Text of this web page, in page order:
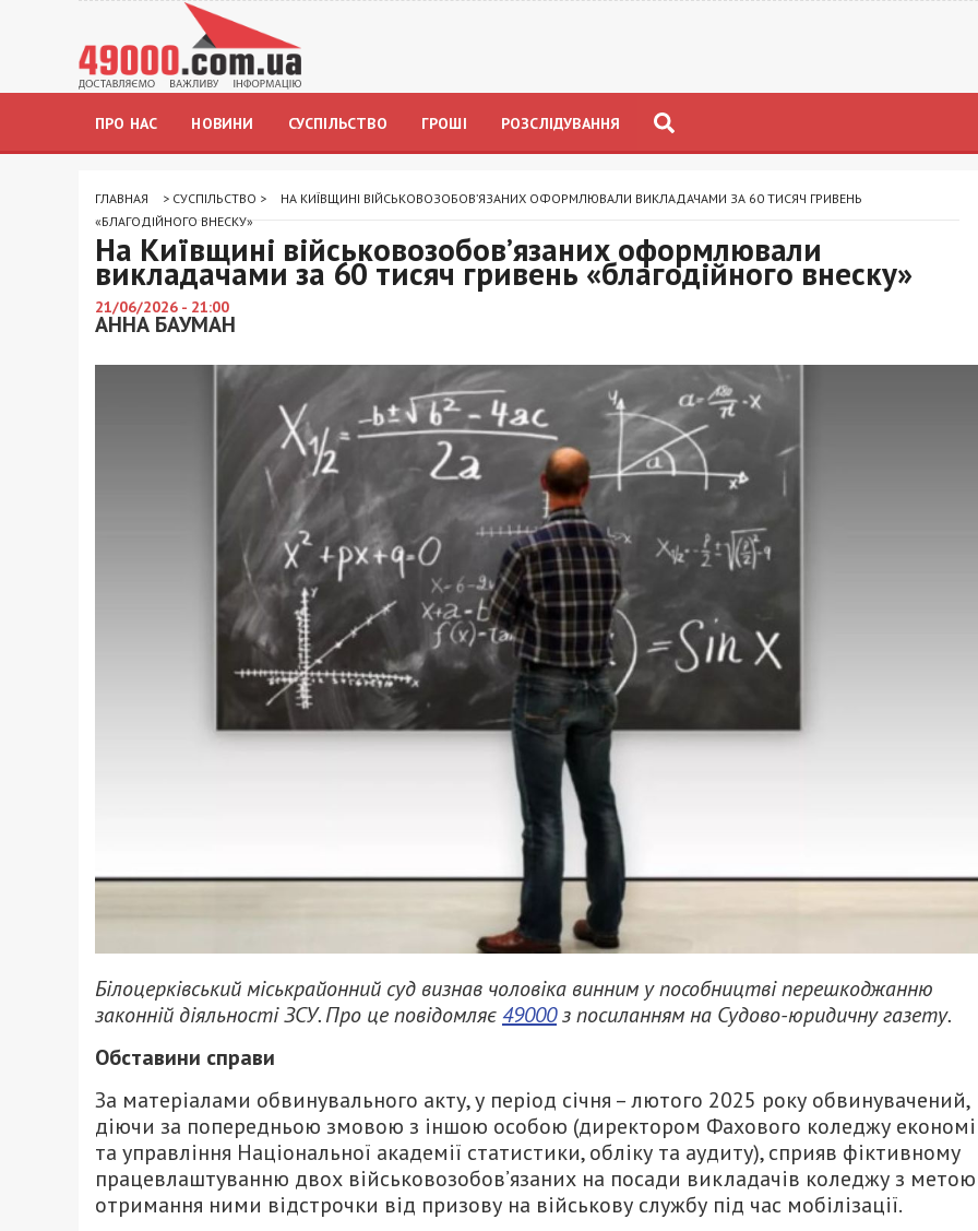
ПРО НАС НОВИНИ СУСПІЛЬСТВО ГРОШІ РОЗСЛІДУВАННЯ
ГЛАВНАЯ > СУСПІЛЬСТВО >
НА КИЇВЩИНІ ВІЙСЬКОВОЗОБОВ’ЯЗАНИХ ОФОРМЛЮВАЛИ ВИКЛАДАЧАМИ ЗА 60 ТИСЯЧ ГРИВЕНЬ
«БЛАГОДІЙНОГО ВНЕСКУ»
На Київщині військовозобов’язаних оформлювали
викладачами за 60 тисяч гривень «благодійного внеску»
21/06/2026 - 21:00
АННА БАУМАН
Білоцерківський міськрайонний суд визнав чоловіка винним у пособництві перешкоджанню
законній діяльності ЗСУ. Про це повідомляє49000з посиланням на Судово-юридичну газету.
Обставини справи
За матеріалами обвинувального акту, у період січня – лютого 2025 року обвинувачений,
діючи за попередньою змовою з іншою особою (директором Фахового коледжу
та управління Національної академії статистики, обліку та аудиту), сприяв фіктивному
працевлаштуванню двох військовозобов’язаних на посади викладачів коледжу з метою
отримання ними відстрочки від призову на військову службу під час мобілізації.